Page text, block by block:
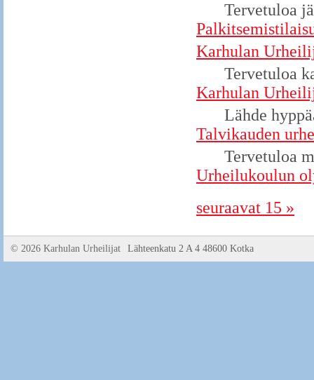
Tervetuloa
Karhulan
Tervetuloa
Karhulan
Lähde
Talvikauden
Tervetuloa
Urheilukoulun
seuraavat 15 »
© 2026 Karhulan Urheilijat Lähteenkatu 2 A 4 48600 Kotka